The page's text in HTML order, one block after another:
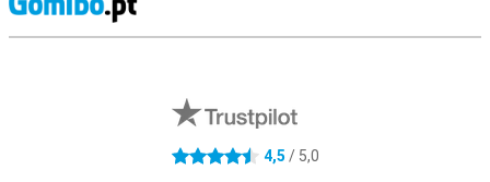
4.5 estrelas 4,5 / 5,0